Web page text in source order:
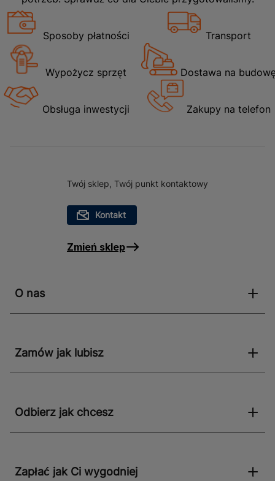
przesuwanie mebli bez ryzyka uszkodzenia
powierzchni.
Sposoby płatności Transport
Wypożycz sprzęt Dostawa na
Obsługa inwestycji Zakupy na telefon
Twój sklep, Twój punkt kontaktowy
Kontakt
Zmień sklep
O nas
Zamów jak lubisz
Odbierz jak chcesz
Zapłać jak Ci wygodniej